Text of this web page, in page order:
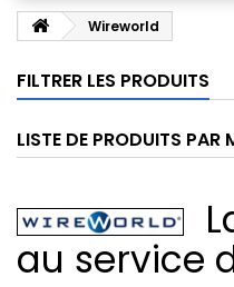
Wireworld
FILTRER LES PRODUITS
LISTE DE PRODUITS PAR
au service